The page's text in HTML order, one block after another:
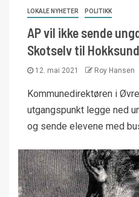
LOKALE NYHETER POLITIKK
AP vil ikke sende
Skotselv til Hokksund
12. mai 2021 Roy Hansen
Kommunedirektøren i
utgangspunkt legge ned
og sende elevene med